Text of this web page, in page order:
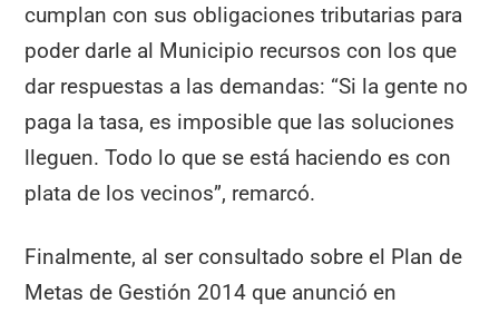
cumplan con sus obligaciones tributarias para
poder darle al Municipio recursos con los que
dar respuestas a las demandas: “Si la gente no
paga la tasa, es imposible que las soluciones
lleguen. Todo lo que se está haciendo es con
plata de los vecinos”, remarcó.
Finalmente, al ser consultado sobre el Plan de
Metas de Gestión 2014 que anunció en